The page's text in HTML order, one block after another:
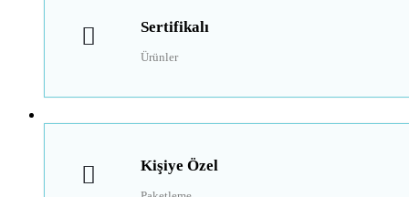
Sertifikalı
Ürünler
Kişiye Özel